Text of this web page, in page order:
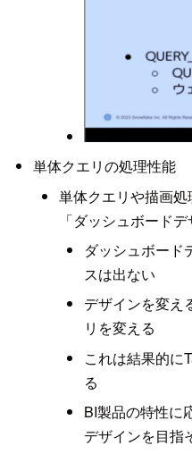
単体クエリの処理性能
単体クエリや描画
「ダッシュボード
ダッシュボード
スは出ない
デザインを変え
リを変える
これは結果的に
る
BI製品の特性に
デザインを目指